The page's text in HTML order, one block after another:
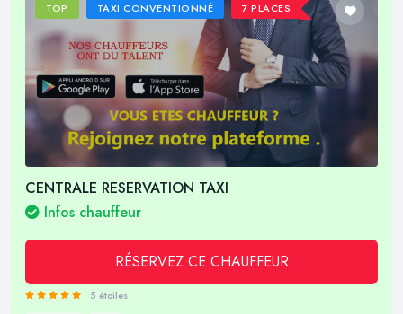
TOP TAXI CONVENTIONNÉ 7 PLACES
CENTRALE RESERVATION TAXI
Infos chauffeur
RÉSERVEZ CE CHAUFFEUR
5 étoiles